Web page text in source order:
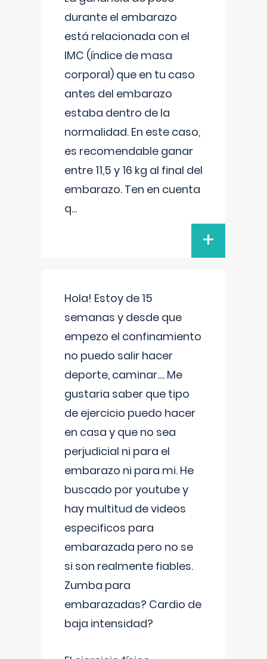
durante el embarazo
está relacionada con el
IMC (índice de masa
corporal) que en tu caso
antes del embarazo
estaba dentro de la
normalidad. En este caso,
es recomendable ganar
entre 11,5 y 16 kg al final del
embarazo. Ten en cuenta
q...
+
Hola! Estoy de 15
semanas y desde que
empezo el confinamiento
no puedo salir hacer
deporte, caminar.... Me
gustaria saber que tipo
de ejercicio puedo hacer
en casa y que no sea
perjudicial ni para el
embarazo ni para mi. He
buscado por youtube y
hay multitud de videos
especificos para
embarazada pero no se
si son realmente fiables.
Zumba para
embarazadas? Cardio de
baja intensidad?